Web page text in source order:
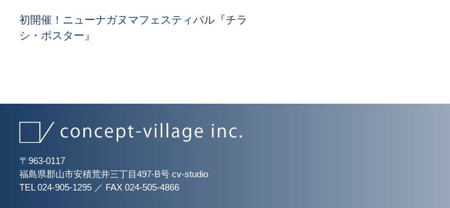
初開催！ニューナガヌマフェスティバル『チラ
シ・ポスター』
〒963-0117
福島県郡山市安積荒井三丁目497-B号 cv-studio
TEL 024-905-1295 ／ FAX 024-505-4866